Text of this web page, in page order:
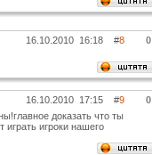
16.10.2010 16:18#8
0
16.10.2010 17:15#9
0
доказать что ты
игроки нашего